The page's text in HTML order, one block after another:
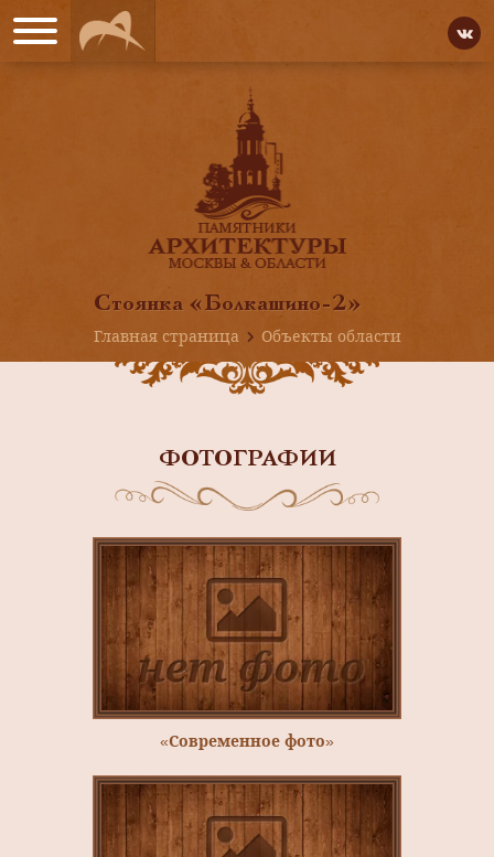
Стоянка «Болкашино-2»
Главная страница
Объекты области
ФОТОГРАФИИ
«Современное фото»